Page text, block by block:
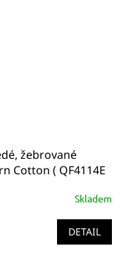
žebrované
Cotton ( QF4114E
Skladem
DETAIL